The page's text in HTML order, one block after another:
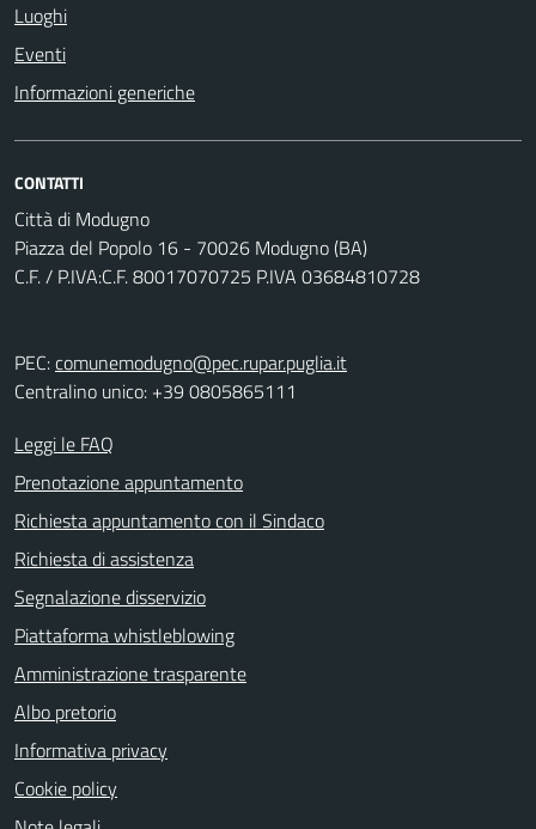
Luoghi
Eventi
Informazioni generiche
CONTATTI
Città di Modugno
Piazza del Popolo 16 - 70026 Modugno (BA)
C.F. / P.IVA:C.F. 80017070725 P.IVA 03684810728
PEC:comunemodugno@pec.rupar.puglia.it
Centralino unico: +39 0805865111
Leggi le FAQ
Prenotazione appuntamento
Richiesta appuntamento con il Sindaco
Richiesta di assistenza
Segnalazione disservizio
Piattaforma whistleblowing
Amministrazione trasparente
Albo pretorio
Informativa privacy
Cookie policy